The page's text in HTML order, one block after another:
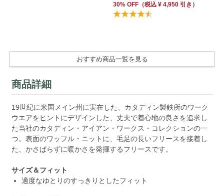
30% OFF （税込 ¥ 4,950 引き）
おすすめ商品一覧を見る
商品詳細
19世紀に米国メイン州に実在した、カタディン製鉄所のワーク
ウエアをヒントにデザインした、丈夫で着心地の良さを追求し
た当社のカタディン・アイアン・ワークス・コレクションの一
つ。表面のワッフル・ニットに、毛足の長いフリースを接着し
た、かさばらずに暖かさを発揮するフリースです。
サイズ＆フィット
適度なゆとりのすっきりとしたフィット